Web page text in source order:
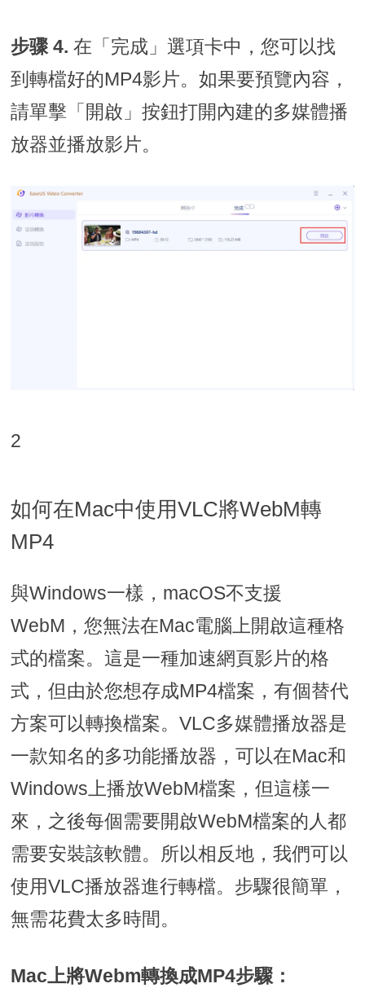
步骤 4. 在「完成」選項卡中，您可以找
到轉檔好的MP4影片。如果要預覽內容，
請單擊「開啟」按鈕打開內建的多媒體播
放器並播放影片。
2
如何在Mac中使用VLC將WebM轉
MP4
與Windows一樣，macOS不支援
WebM，您無法在Mac電腦上開啟這種格
式的檔案。這是一種加速網頁影片的格
式，但由於您想存成MP4檔案，有個替代
方案可以轉換檔案。VLC多媒體播放器是
一款知名的多功能播放器，可以在Mac和
Windows上播放WebM檔案，但這樣一
來，之後每個需要開啟WebM檔案的人都
需要安裝該軟體。所以相反地，我們可以
使用VLC播放器進行轉檔。步驟很簡單，
無需花費太多時間。
Mac上將Webm轉換成MP4步驟：